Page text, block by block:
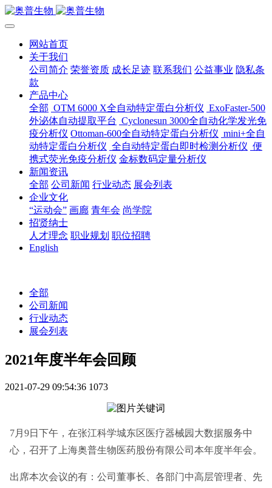
网站首页
关于我们
公司简介 荣誉资质 成长足迹 联系我们 公益事业 隐私条
款
产品中心
全部 OTM 6000 X全自动特定蛋白分析仪 ExoFaster-500
外泌体自动提取平台 Cyclonesun 3000全自动化学发光免
疫分析仪 Ottoman-600全自动特定蛋白分析仪 mini+全自
动特定蛋白分析仪 全自动特定蛋白即时检测分析仪 便
携式荧光免疫分析仪 金标数码定量分析仪
新闻资讯
全部 公司新闻 行业动态 展会列表
企业文化
“运动会” 画廊 青年会 尚学院
招贤纳士
人才理念 职业规划 职位招聘
English
全部
公司新闻
行业动态
展会列表
2021年度半年会回顾
2021-07-29 09:54:36 1073
7月9日下午，在张江科学城东区医疗器械园大数据服务中
心，召开了上海奥普生物医药股份有限公司本年度半年会。
出席本次会议的有：公司董事长、各部门中高层管理者、先